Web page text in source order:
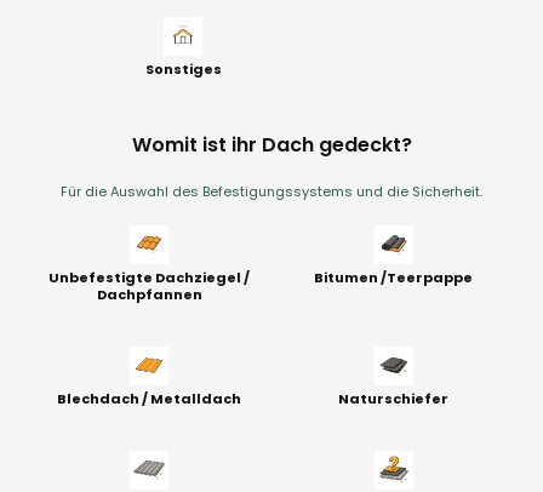
Sonstiges
Womit ist ihr Dach gedeckt?
Für die Auswahl des Befestigungssystems und die Sicherheit.
Unbefestigte Dachziegel /
Dachpfannen
Bitumen /Teerpappe
Blechdach / Metalldach Naturschiefer